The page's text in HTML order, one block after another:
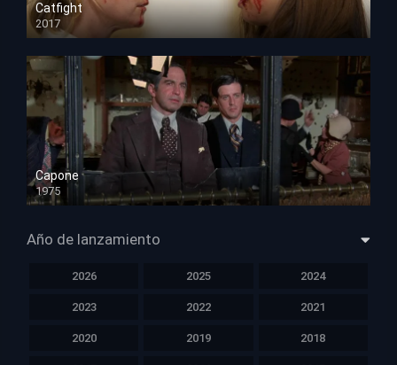
Catfight
2017
HD 720p
Capone
1975
HD 1080p
Año de lanzamiento
2026 2025 2024
2023 2022 2021
2020 2019 2018